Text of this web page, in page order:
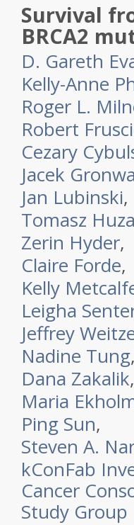
Survival
BRCA2
D. Gareth
Kelly-Anne
Roger L.
Robert
Cezary
Jacek
Jan Lubinski,
Tomasz
Zerin Hyder,
Claire Forde,
Kelly
Leigha
Jeffrey
Nadine Tung,
Dana Zakalik,
Maria
Ping Sun,
Steven A.
kConFab
Cancer
Study Group